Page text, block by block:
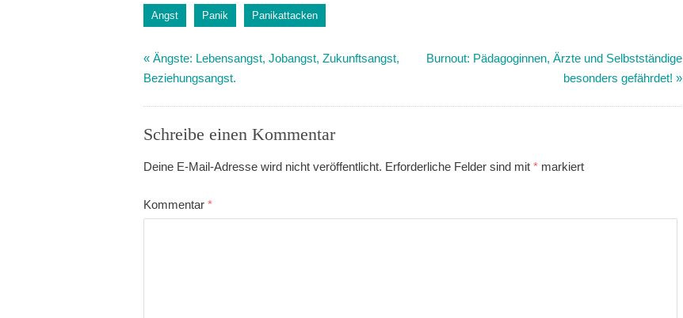
Angst Panik Panikattacken
«Ängste: Lebensangst, Jobangst, Zukunftsangst,
Beziehungsangst.
Burnout: Pädagoginnen, Ärzte und Selbstständige
besonders gefährdet! »
Schreibe einen Kommentar
Deine E-Mail-Adresse wird nicht veröffentlicht. Erforderliche Felder sind mit* markiert
Kommentar*